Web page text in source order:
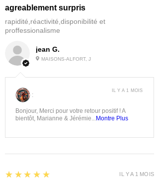
jean G.
MAISONS-ALFORT, J
agreablement surpris
rapidité,réactivité,disponibilité et
proffessionalisme
:
Bonjour, Merci pour votre retour positif ! A
bientôt, Marianne & Jérémie...Montre Plus
IL Y A 1 MOIS
5
★★★★★ IL Y A 1 MOIS